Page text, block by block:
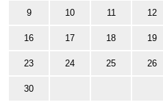
9 10 11 12
16 17 18 19
23 24 25 26
30